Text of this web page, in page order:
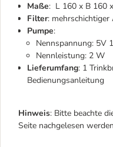
Maße: L 160 x B 160
Filter:
Pumpe:
Nennspannung: 5V
Nennleistung: 2 W
Lieferumfang: 1
Bedienungsanleitung
Hinweis: Bitte beachte
Seite nachgelesen